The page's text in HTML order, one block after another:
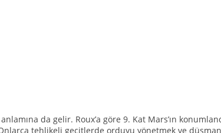
da gelir. Roux’a göre 9. Kat Mars’ın
Onlarca tehlikeli geçitlerde orduyu yönetmek ve